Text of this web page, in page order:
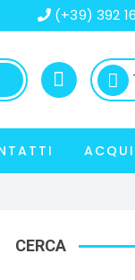
(+39) 392
CERCA